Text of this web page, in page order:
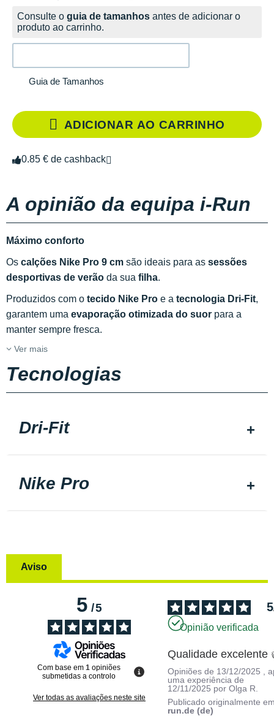
Consulte o guia de tamanhos antes de adicionar o
produto ao carrinho.
Guia de Tamanhos
ADICIONAR AO CARRINHO
0.85 € de cashback
A opinião da equipa i-Run
Máximo conforto
Os calções Nike Pro 9 cm são ideais para as sessões
desportivas de verão da sua filha.
Produzidos com o tecido Nike Pro e a tecnologia Dri-Fit,
garantem uma evaporação otimizada do suor para a
manter sempre fresca.
Ver mais
Tecnologias
Dri-Fit
Nike Pro
Aviso
5/5
Com base em 1 opiniões
submetidas a controlo
Ver todas as avaliações neste site
5
Opinião verificada
Qualidade excelente
Opiniões de 13/12/2025
,
uma experiência de
12/11/2025 porOlga R.
Publicado originalmente
run.de (de)